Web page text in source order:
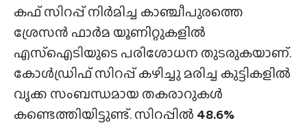
കഫ് സിറപ്പ് നിർമിച്ച കാഞ്ചീപുരത്തെ
ശ്രേസൻ ഫാർമ യൂണിറ്റുകളിൽ
എസ്ഐടിയുടെ പരിശോധന തുടരുകയാണ്.
കോൾഡ്രിഫ് സിറപ്പ് കഴിച്ചു മരിച്ച കുട്ടികളിൽ
വൃക്ക സംബന്ധമായ തകരാറുകൾ
കണ്ടെത്തിയിട്ടുണ്ട്. സിറപ്പിൽ 48.6%